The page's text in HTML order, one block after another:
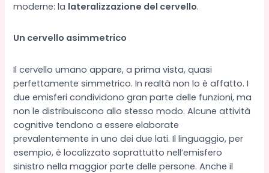
moderne: la lateralizzazione del cervello.
Un cervello asimmetrico
Il cervello umano appare, a prima vista, quasi
perfettamente simmetrico. In realtà non lo è affatto. I
due emisferi condividono gran parte delle funzioni, ma
non le distribuiscono allo stesso modo. Alcune attività
cognitive tendono a essere elaborate
prevalentemente in uno dei due lati. Il linguaggio, per
esempio, è localizzato soprattutto nell’emisfero
sinistro nella maggior parte delle persone. Anche il